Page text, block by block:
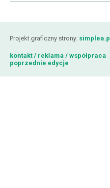
Projekt graficzny strony: simplea.pl
kontakt / reklama / współpraca
poprzednie edycje